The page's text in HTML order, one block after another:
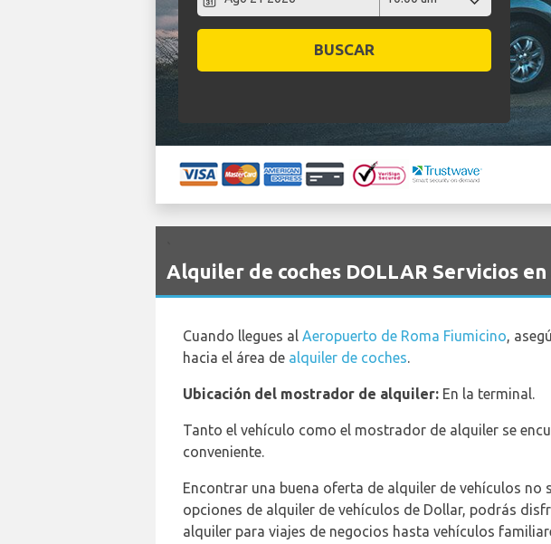
BUSCAR
Alquiler de coches DOLLAR Servicios
Cuando llegues al Aeropuerto de Roma Fiumicino,
hacia el área de alquiler de coches.
Ubicación del mostrador de alquiler: En la terminal.
Tanto el vehículo como el mostrador de alquiler se
conveniente.
Encontrar una buena oferta de alquiler de vehículos
opciones de alquiler de vehículos de Dollar, podrás
alquiler para viajes de negocios hasta vehículos